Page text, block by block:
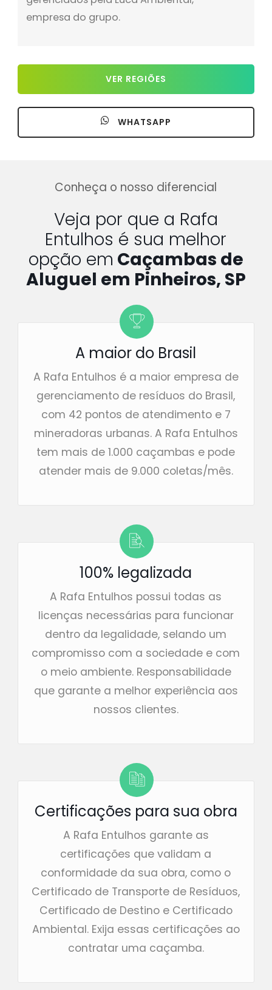
empresa do grupo.
VER REGIÕES
WHATSAPP
Conheça o nosso diferencial
Veja por que a Rafa
Entulhos é sua melhor
opção em Caçambas de
Aluguel em Pinheiros, SP
A maior do Brasil
A Rafa Entulhos é a maior empresa de
gerenciamento de resíduos do Brasil,
com 42 pontos de atendimento e 7
mineradoras urbanas. A Rafa Entulhos
tem mais de 1.000 caçambas e pode
atender mais de 9.000 coletas/mês.
100% legalizada
A Rafa Entulhos possui todas as
licenças necessárias para funcionar
dentro da legalidade, selando um
compromisso com a sociedade e com
o meio ambiente. Responsabilidade
que garante a melhor experiência aos
nossos clientes.
Certificações para sua obra
A Rafa Entulhos garante as
certificações que validam a
conformidade da sua obra, como o
Certificado de Transporte de Resíduos,
Certificado de Destino e Certificado
Ambiental. Exija essas certificações ao
contratar uma caçamba.